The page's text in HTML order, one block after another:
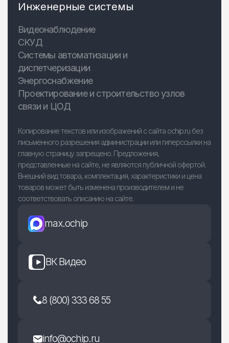
Инженерные системы
Видеонаблюдение
СКУД
Системы автоматизации и
диспетчеризации
Энергоснабжение
Проектирование и строительство узлов
связи и ЦОД
Копирование текстов или изображений с сайта ochip.ru без
письменного разрешения администрации или гиперссылки на
главную страницу запрещено. Предложения,
представленные на сайте, не являются публичной офертой.
Внешний вид товара, комплектация, характеристики и цена
товаров может быть изменена производителем и не
соответствовать описанию на сайте.
max.ochip
ВК Видео
8 (800) 333 68 55
info@ochip.ru